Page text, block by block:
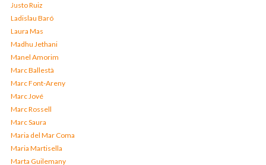
Justo Ruiz
Ladislau Baró
Laura Mas
Madhu Jethani
Manel Amorim
Marc Ballestà
Marc Font-Areny
Marc Jové
Marc Rossell
Marc Saura
Maria del Mar Coma
Maria Martisella
Marta Guilemany